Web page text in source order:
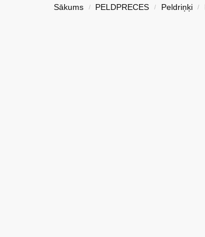
Sākums / PELDPRECES / Peldriņķi /